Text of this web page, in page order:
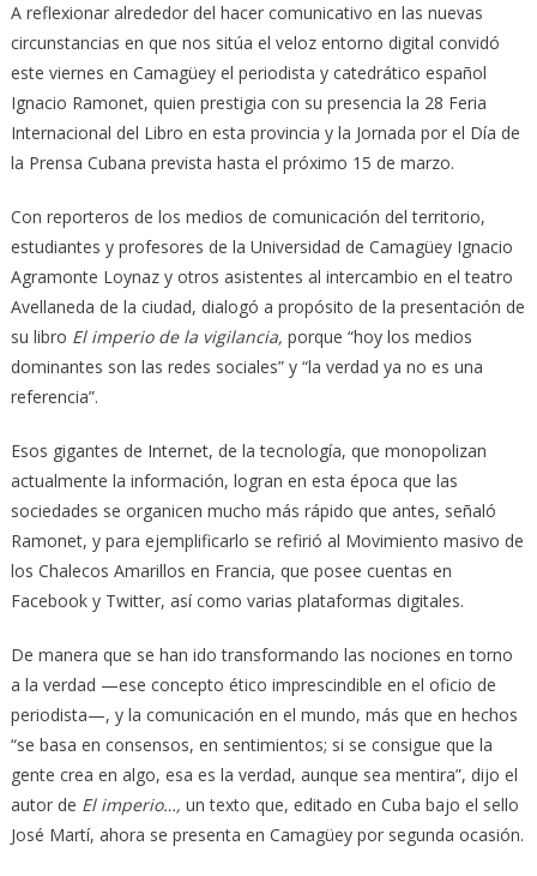
A reflexionar alrededor del hacer comunicativo en las nuevas
circunstancias en que nos sitúa el veloz entorno digital convidó
este viernes en Camagüey el periodista y catedrático español
Ignacio Ramonet, quien prestigia con su presencia la 28 Feria
Internacional del Libro en esta provincia y la Jornada por el Día de
la Prensa Cubana prevista hasta el próximo 15 de marzo.
Con reporteros de los medios de comunicación del territorio,
estudiantes y profesores de la Universidad de Camagüey Ignacio
Agramonte Loynaz y otros asistentes al intercambio en el teatro
Avellaneda de la ciudad, dialogó a propósito de la presentación de
su libro El imperio de la vigilancia, porque “hoy los medios
dominantes son las redes sociales” y “la verdad ya no es una
referencia”.
Esos gigantes de Internet, de la tecnología, que monopolizan
actualmente la información, logran en esta época que las
sociedades se organicen mucho más rápido que antes, señaló
Ramonet, y para ejemplificarlo se refirió al Movimiento masivo de
los Chalecos Amarillos en Francia, que posee cuentas en
Facebook y Twitter, así como varias plataformas digitales.
De manera que se han ido transformando las nociones en torno
a la verdad —ese concepto ético imprescindible en el oficio de
periodista—, y la comunicación en el mundo, más que en hechos
“se basa en consensos, en sentimientos; si se consigue que la
gente crea en algo, esa es la verdad, aunque sea mentira”, dijo el
autor de El imperio…, un texto que, editado en Cuba bajo el sello
José Martí, ahora se presenta en Camagüey por segunda ocasión.